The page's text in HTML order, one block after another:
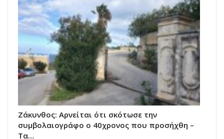
Ζάκυνθος: Αρνείται ότι σκότωσε την
συμβολαιογράφο ο 40χρονος που προσήχθη –
Τα…